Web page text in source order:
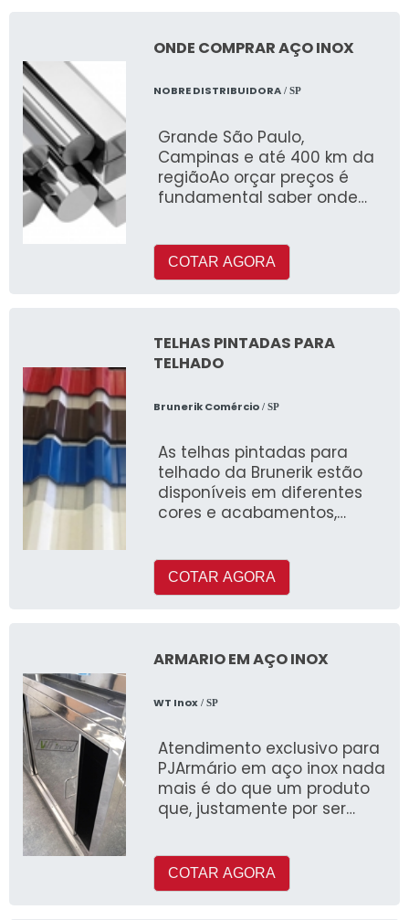
ONDE COMPRAR AÇO INOX
NOBRE DISTRIBUIDORA/ SP
Grande São Paulo,
Campinas e até 400 km da
regiãoAo orçar preços é
fundamental saber onde
COTAR AGORA
TELHAS PINTADAS PARA
TELHADO
Brunerik Comércio/ SP
As telhas pintadas para
telhado da Brunerik estão
disponíveis em diferentes
cores e acabamentos,
melhor se adequa ao estilo
COTAR AGORA
ARMARIO EM AÇO INOX
WT Inox/ SP
Atendimento exclusivo para
PJArmário em aço inox nada
mais é do que um produto
que, justamente por ser
COTAR AGORA